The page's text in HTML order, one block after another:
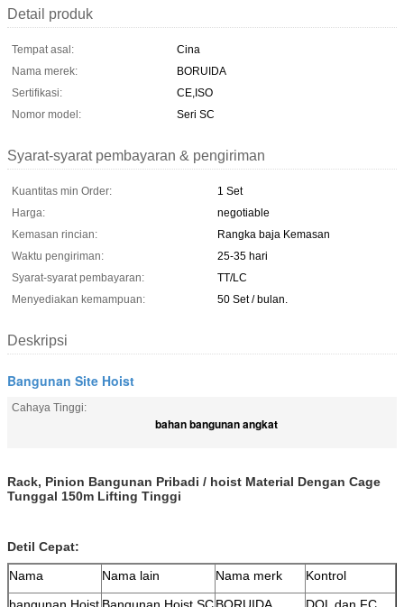
Detail produk
Tempat asal:
Cina
Nama merek:
BORUIDA
Sertifikasi:
CE,ISO
Nomor model:
Seri SC
Syarat-syarat pembayaran & pengiriman
Kuantitas min Order:
1 Set
Harga:
negotiable
Kemasan rincian:
Rangka baja Kemasan
Waktu pengiriman:
25-35 hari
Syarat-syarat pembayaran:
TT/LC
Menyediakan kemampuan:
50 Set / bulan.
Deskripsi
Bangunan Site Hoist
Cahaya Tinggi:
bahan bangunan angkat
Rack, Pinion Bangunan Pribadi / hoist Material Dengan Cage
Tunggal 150m Lifting Tinggi
Detil Cepat:
Nama
Nama lain Nama merk
Kontrol